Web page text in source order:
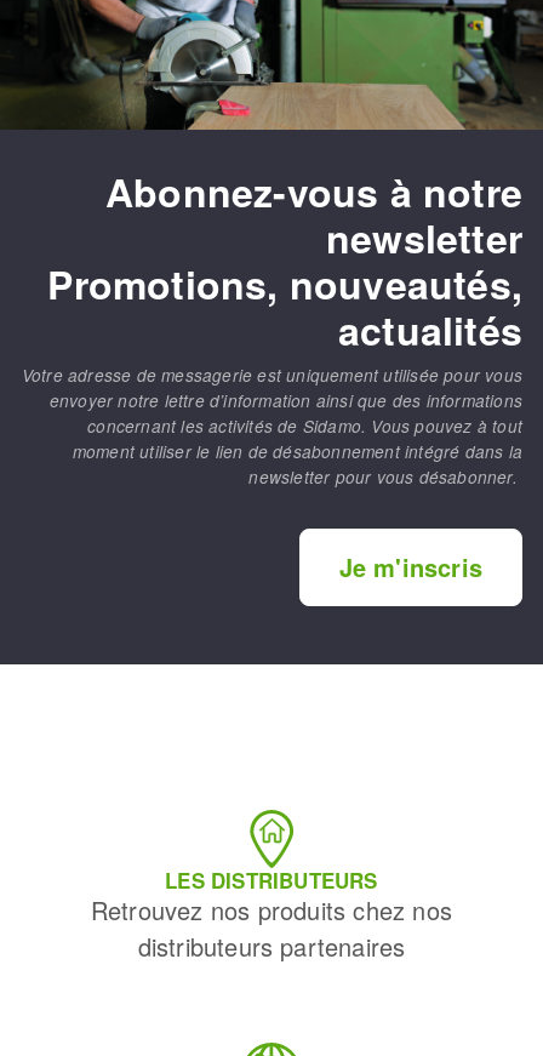
Abonnez-vous à notre
newsletter
Promotions, nouveautés,
actualités
Votre adresse de messagerie est uniquement utilisée pour vous
envoyer notre lettre d’information ainsi que des informations
concernant les activités de Sidamo. Vous pouvez à tout
moment utiliser le lien de désabonnement intégré dans la
newsletter pour vous désabonner.
Je m'inscris
LES DISTRIBUTEURS
Retrouvez nos produits chez nos
distributeurs partenaires